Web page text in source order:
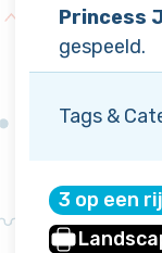
Princess
gespeeld.
Tags &
3 op een